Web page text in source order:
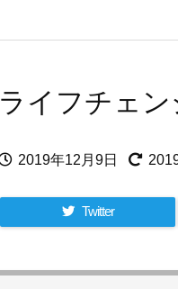
ライフチェ
2019年12月9日
Twitter